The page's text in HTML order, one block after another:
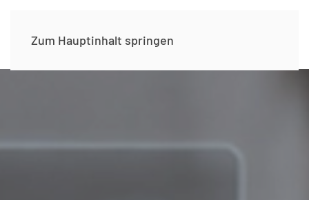
Zum Hauptinhalt springen